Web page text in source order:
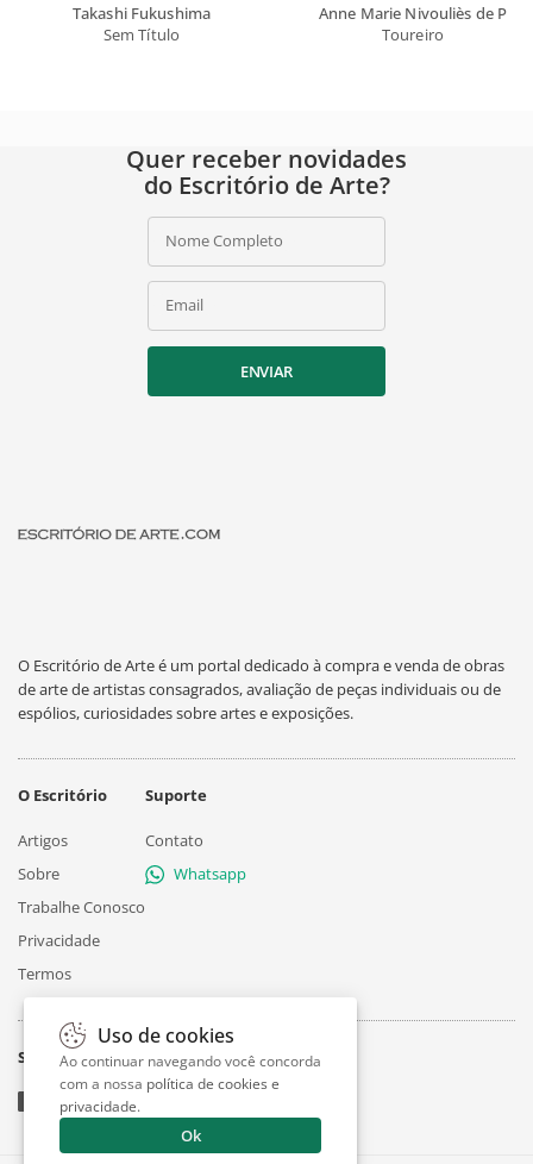
Takashi Fukushima
Sem Título
Anne Marie Nivouliès de
Toureiro
Quer receber novidades
do Escritório de Arte?
Nome Completo
Email
ENVIAR
O Escritório de Arte é um portal dedicado à compra e venda de obras
de arte de artistas consagrados, avaliação de peças individuais ou de
espólios, curiosidades sobre artes e exposições.
O Escritório
Artigos
Sobre
Trabalhe Conosco
Privacidade
Termos
Suporte
Contato
Whatsapp
Siga
Uso de cookies
Ao continuar navegando você concorda
com a nossa política de cookies e
privacidade.
Ok